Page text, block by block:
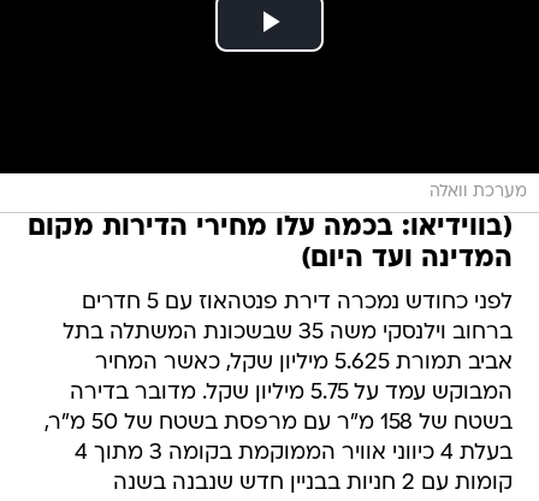
מערכת וואלה
(בווידיאו: בכמה עלו מחירי הדירות מקום
המדינה ועד היום)
לפני כחודש נמכרה דירת פנטהאוז עם 5 חדרים
ברחוב וילנסקי משה 35 שבשכונת המשתלה בתל
אביב תמורת 5.625 מיליון שקל, כאשר המחיר
המבוקש עמד על 5.75 מיליון שקל. מדובר בדירה
בשטח של 158 מ"ר עם מרפסת בשטח של 50 מ"ר,
בעלת 4 כיווני אוויר הממוקמת בקומה 3 מתוך 4
קומות עם 2 חניות בבניין חדש שנבנה בשנה